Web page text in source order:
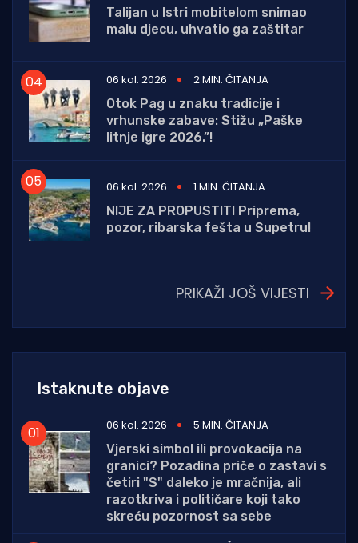
Talijan u Istri mobitelom snimao
malu djecu, uhvatio ga zaštitar
06 kol. 2026
2 MIN. ČITANJA
Otok Pag u znaku tradicije i
vrhunske zabave: Stižu „Paške
litnje igre 2026.”!
06 kol. 2026
1 MIN. ČITANJA
NIJE ZA PROPUSTITI Priprema,
pozor, ribarska fešta u Supetru!
PRIKAŽI JOŠ VIJESTI
Istaknute objave
06 kol. 2026
5 MIN. ČITANJA
Vjerski simbol ili provokacija na
granici? Pozadina priče o zastavi s
četiri "S" daleko je mračnija, ali
razotkriva i političare koji tako
skreću pozornost sa sebe